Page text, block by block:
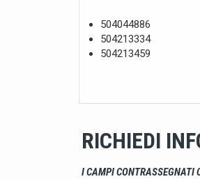
504044886
504213334
504213459
RICHIEDI
I CAMPI CONTRASSEGNATI